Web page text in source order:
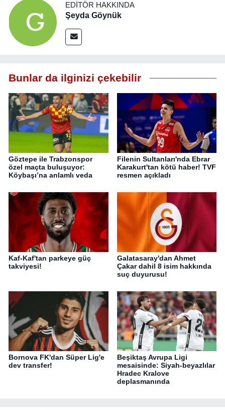
EDITÖR HAKKINDA
Şeyda Göynük
Bunlar da ilginizi çekebilir
Göztepe ile Trabzonspor
özel maçta buluşuyor:
Köybaşı’na anlamlı veda
Filenin Sultanları'nda Ebrar
Karakurt'tan kötü haber! TVF
resmen açıkladı
Kaf-Kaf'tan parkeye güç
takviyesi!
Galatasaray'dan Ahmet
Çakar dahil 8 isim hakkında
suç duyurusu!
Bornova FK'dan Süper Lig'e
dev transfer!
Beşiktaş Avrupa Ligi
mesaisinde: Siyah-beyazlılar
Hradec Kralove
deplasmanında